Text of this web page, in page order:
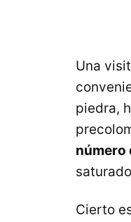
Una
piedra,
número
Cierto